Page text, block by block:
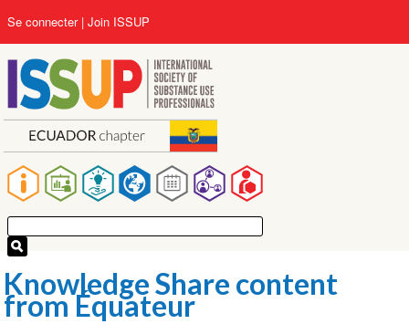
au
contenu
principal
Main
navigation
User
account
menu
Se connecter Join ISSUP
Knowledge Share content
from Équateur